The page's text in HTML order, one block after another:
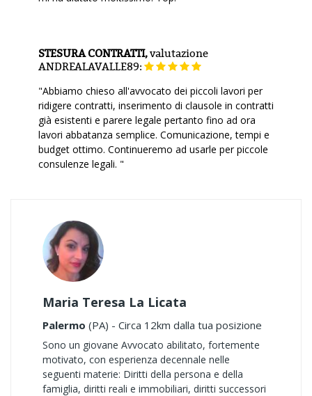
STESURA CONTRATTI,valutazione
ANDREALAVALLE89:
"Abbiamo chieso all'avvocato dei piccoli lavori per
ridigere contratti, inserimento di clausole in contratti
già esistenti e parere legale pertanto fino ad ora
lavori abbatanza semplice. Comunicazione, tempi e
budget ottimo. Continueremo ad usarle per piccole
consulenze legali. "
Maria Teresa La Licata
Palermo (PA) - Circa 12km dalla tua posizione
Sono un giovane Avvocato abilitato, fortemente
motivato, con esperienza decennale nelle
seguenti materie: Diritti della persona e della
famiglia, diritti reali e immobiliari, diritti successori